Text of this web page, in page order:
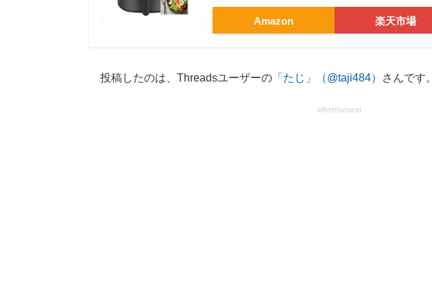
Amazon 楽天市場
投稿したのは、Threadsユーザーの 「たじ」（@taji484） さんです。
advertisement